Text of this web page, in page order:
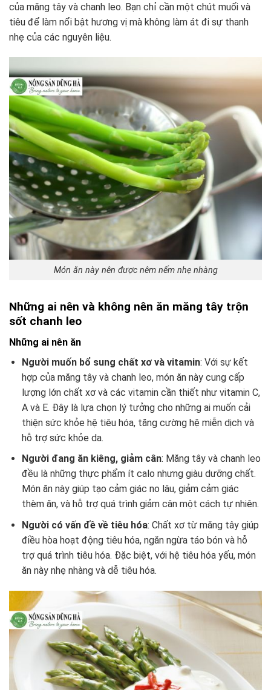
của măng tây và chanh leo. Bạn chỉ cần một chút muối và
tiêu để làm nổi bật hương vị mà không làm át đi sự thanh
nhẹ của các nguyên liệu.
Món ăn này nên được nêm nếm nhẹ nhàng
Những ai nên và không nên ăn măng tây trộn
sốt chanh leo
Những ai nên ăn
Người muốn bổ sung chất xơ và vitamin: Với sự kết
hợp của măng tây và chanh leo, món ăn này cung cấp
lượng lớn chất xơ và các vitamin cần thiết như vitamin C,
A và E. Đây là lựa chọn lý tưởng cho những ai muốn cải
thiện sức khỏe hệ tiêu hóa, tăng cường hệ miễn dịch và
hỗ trợ sức khỏe da.
Người đang ăn kiêng, giảm cân: Măng tây và chanh leo
đều là những thực phẩm ít calo nhưng giàu dưỡng chất.
Món ăn này giúp tạo cảm giác no lâu, giảm cảm giác
thèm ăn, và hỗ trợ quá trình giảm cân một cách tự nhiên.
Người có vấn đề về tiêu hóa: Chất xơ từ măng tây giúp
điều hòa hoạt động tiêu hóa, ngăn ngừa táo bón và hỗ
trợ quá trình tiêu hóa. Đặc biệt, với hệ tiêu hóa yếu, món
ăn này nhẹ nhàng và dễ tiêu hóa.